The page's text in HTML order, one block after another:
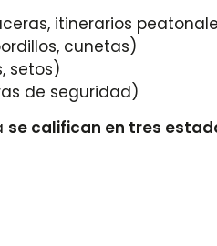
itinerarios
cunetas)
setos)
de seguridad)
se califican en tres